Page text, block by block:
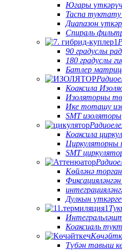
Югары
Таспа
Диапазон
Спираль
90 градуслы
180 градуслы
Батлер
Коаксила
Изоляторны
Ике тоташу
SMT изоляторы
Коаксила
SMT
Көйләнә
Дулкын
Коаксиаль
Түбән тавыш